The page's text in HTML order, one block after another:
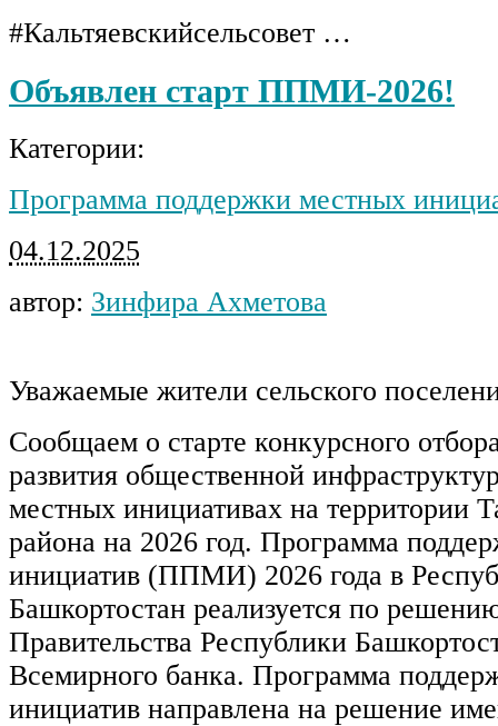
#Кальтяевскийсельсовет …
Объявлен старт ППМИ-2026!
Категории:
Программа поддержки местных
04.12.2025
автор: Зинфира Ахметова
Уважаемые жители сельского
Сообщаем о старте конкурсного
развития общественной
местных инициативах на территории
района на 2026 год. Программа
инициатив (ППМИ) 2026 года в
Башкортостан реализуется по
Правительства Республики
Всемирного банка. Программа
инициатив направлена на решение